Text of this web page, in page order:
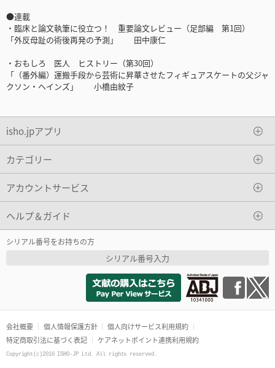
●連載
・臨床と論文執筆に役立つ！ 重要論文レビュー（足部編 第1回）
「外反母趾の術後再発の予測」 田中康仁
・おもしろ 医人 ヒストリー（第30回）
「（番外編）運搬手段から芸術に昇華させたフィギュアスケートの父ジャ
クソン・ヘインズ」 小橋由紋子
isho.jpアプリ
カテゴリー
アカウントサービス
ヘルプ＆ガイド
シリアル番号をお持ちの方
シリアル番号入力
会社概要 個人情報保護方針
個人向けサービス利用規約
特定商取引法に基づく表記
ケアネットポイント連携利用規約
Copyright(c)2016 ISHO-JP Ltd. All rights reserved.